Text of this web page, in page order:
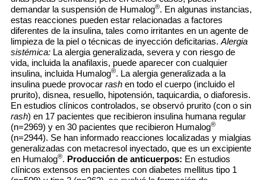
demandar la suspensión de Humalog®. En algunas instancias,
estas reacciones pueden estar relacionadas a factores
diferentes de la insulina, tales como irritantes en un agente de
limpieza de la piel o técnicas de inyección deficitarias. Alergia
sistémica: La alergia generalizada, severa y con riesgo de
vida, incluida la anafilaxis, puede aparecer con cualquier
insulina, incluida Humalog®. La alergia generalizada a la
insulina puede provocar rash en todo el cuerpo (incluido el
prurito), disnea, resuello, hipotensión, taquicardia, o diaforesis.
En estudios clínicos controlados, se observó prurito (con o sin
rash) en 17 pacientes que recibieron insulina humana regular
(n=2969) y en 30 pacientes que recibieron Humalog®
(n=2944). Se han informado reacciones localizadas y mialgias
generalizadas con metacresol inyectado, que es un excipiente
en Humalog®. Producción de anticuerpos: En estudios
clínicos extensos en pacientes con diabetes mellitus tipo 1